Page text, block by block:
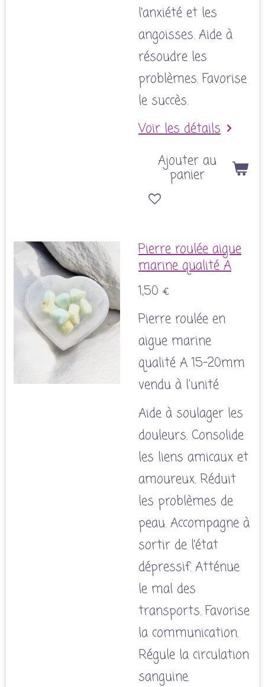
l’anxiété et les
angoisses. Aide à
résoudre les
problèmes. Favorise
le succès.
Voir les détails
Ajouter au
panier
Pierre roulée aigue
marine qualité A
1,50 €
Pierre roulée en
aigue marine
qualité A 15-20mm
vendu à l'unité
Aide à soulager les
douleurs. Consolide
les liens amicaux et
amoureux. Réduit
les problèmes de
peau. Accompagne à
sortir de l’état
dépressif. Atténue
le mal des
transports. Favorise
la communication.
Régule la circulation
sanguine.